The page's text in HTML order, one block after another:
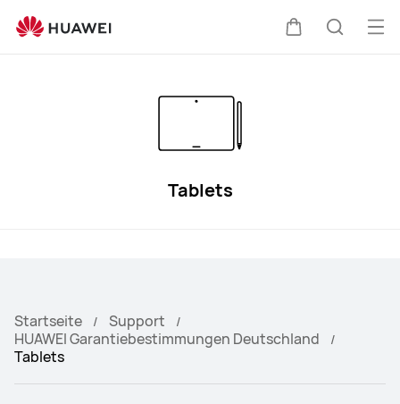
Support
Tablets
Startseite
Support
HUAWEI Garantiebestimmungen Deutschland
Tablets